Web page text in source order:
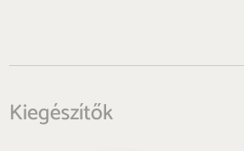
Kiegészítők